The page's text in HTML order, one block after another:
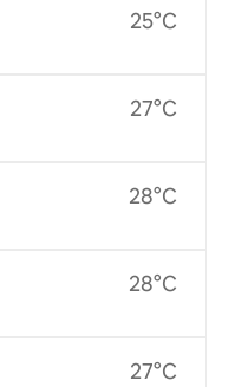
25°C
27°C
28°C
28°C
27°C